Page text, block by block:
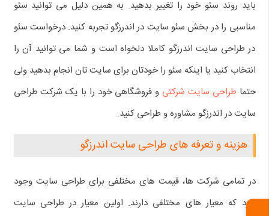
باید روند سئو خود را تغییر بدهید. به همین دلیل می توانید سئو
مناسبی را در بخش سئو سایت در اندرزگو تجربه کنید. درخواست سئو
در طراحی سایت اندرزگو کاملا دلخواه است و شما می توانید آن را
انتخاب کنید یا اینکه سئو را خودتان برای سایت تان انجام بدهید ولی
حتما طراحی سایت شرکتی و فروشگاهی خود را با یک شرکت طراحی
سایت در اندرزگو مشاوره و طراحی کنید.
هزینه و تعرفه های طراحی سایت اندرزگو
در تمامی شرکت ها، قیمت های مختلفی برای طراحی سایت وجود
دارد که معیار های مختلفی دارند. اولین معیار در طراحی سایت